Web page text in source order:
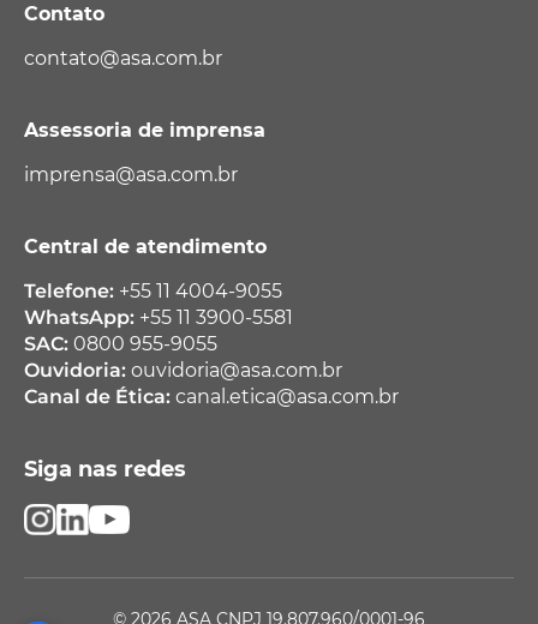
Contato
contato@asa.com.br
Assessoria de imprensa
imprensa@asa.com.br
Central de atendimento
Telefone: +55 11 4004-9055
WhatsApp: +55 11 3900-5581
SAC: 0800 955-9055
Ouvidoria: ouvidoria@asa.com.br
Canal de Ética: canal.etica@asa.com.br
Siga nas redes
© 2026 ASA CNPJ 19.807.960/0001-96